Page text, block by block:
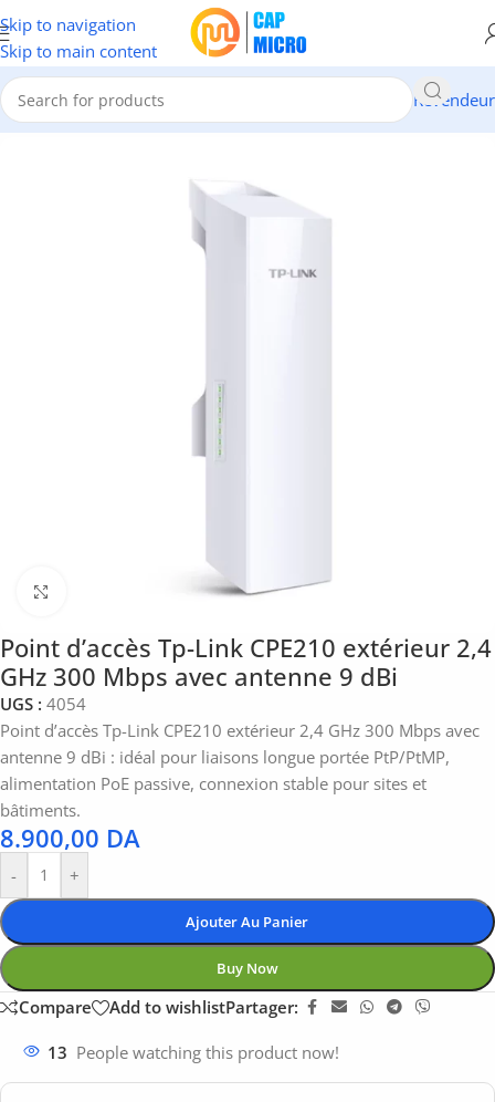
Skip to navigation
Skip to main content
Revendeur
Accueil/RESEAUX/Modems & Routeurs
Point d’accès Tp-Link CPE210 extérieur 2,4
GHz 300 Mbps avec antenne 9 dBi
UGS : 4054
Point d’accès Tp-Link CPE210 extérieur 2,4 GHz 300 Mbps avec
antenne 9 dBi : idéal pour liaisons longue portée PtP/PtMP,
alimentation PoE passive, connexion stable pour sites et
bâtiments.
8.900,00 DA
- +
Ajouter Au Panier
Buy Now
Compare Add to wishlistPartager:
13 People watching this product now!